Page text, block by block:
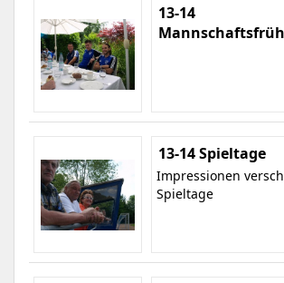
13-14
13-14 Spieltage
Impressionen
Spieltage